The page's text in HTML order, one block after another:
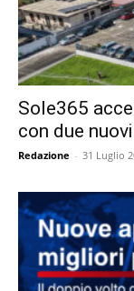
Sole365
con due
Redazione - 31 Luglio